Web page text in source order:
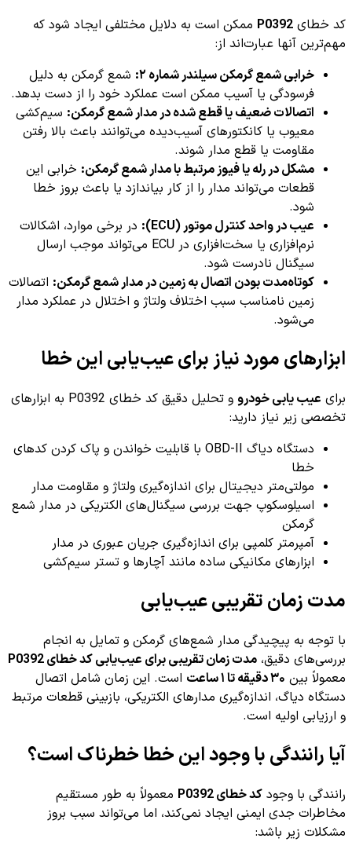
کد خطای P0392 ممکن است به دلایل مختلفی ایجاد شود که
مهم‌ترین آنها عبارت‌اند از:
خرابی شمع گرمکن سیلندر شماره ۲:
شمع گرمکن به دلیل
فرسودگی یا آسیب ممکن است عملکرد خود را از دست بدهد.
اتصالات ضعیف یا قطع شده در مدار شمع گرمکن: سیم‌کشی
معیوب یا کانکتورهای آسیب‌دیده می‌توانند باعث بالا رفتن
مقاومت یا قطع مدار شوند.
مشکل در رله یا فیوز مرتبط با مدار شمع گرمکن: خرابی این
قطعات می‌تواند مدار را از کار بیاندازد یا باعث بروز خطا
شود.
عیب در واحد کنترل موتور (ECU):
در برخی موارد، اشکالات
نرم‌افزاری یا سخت‌افزاری در ECU می‌تواند موجب ارسال
سیگنال نادرست شود.
کوتاه‌مدت بودن اتصال به زمین در مدار شمع گرمکن: اتصالات
زمین نامناسب سبب اختلاف ولتاژ و اختلال در عملکرد مدار
می‌شود.
ابزارهای مورد نیاز برای عیب‌یابی این خطا
برای عیب یابی خودرو
و تحلیل دقیق کد خطای P0392 به ابزارهای
تخصصی زیر نیاز دارید:
دستگاه دیاگ OBD-II با قابلیت خواندن و پاک کردن کدهای
خطا
مولتی‌متر دیجیتال برای اندازه‌گیری ولتاژ و مقاومت مدار
اسیلوسکوپ جهت بررسی سیگنال‌های الکتریکی در مدار شمع
گرمکن
آمپرمتر کلمپی برای اندازه‌گیری جریان عبوری در مدار
ابزارهای مکانیکی ساده مانند آچارها و تستر سیم‌کشی
مدت زمان تقریبی عیب‌یابی
با توجه به پیچیدگی مدار شمع‌های گرمکن و تمایل به انجام
بررسی‌های دقیق، مدت زمان تقریبی برای عیب‌یابی کد خطای P0392
معمولاً بین ۳۰ دقیقه تا ۱ ساعت
است. این زمان شامل اتصال
دستگاه دیاگ، اندازه‌گیری مدارهای الکتریکی، بازبینی قطعات مرتبط
و ارزیابی اولیه است.
آیا رانندگی با وجود این خطا خطرناک است؟
رانندگی با وجود کد خطای P0392
معمولاً به طور مستقیم
مخاطرات جدی ایمنی ایجاد نمی‌کند، اما می‌تواند سبب بروز
مشکلات زیر باشد: